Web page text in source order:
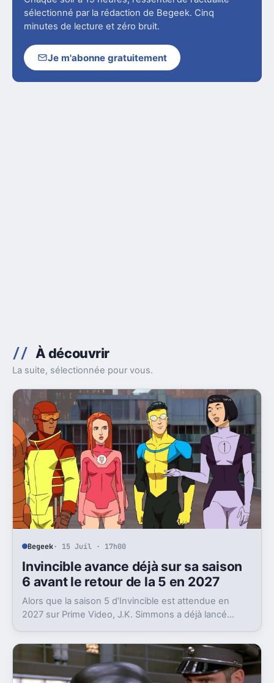
sélectionné par la rédaction de Begeek. Cinq
minutes de lecture et zéro bruit.
Je m'abonne gratuitement
À découvrir
La suite, sélectionnée pour vous.
Begeek· 15 Juil · 17h00
Invincible avance déjà sur sa saison
6 avant le retour de la 5 en 2027
Alors que la saison 5 d’Invincible est attendue en
2027 sur Prime Video, J.K. Simmons a déjà lancé